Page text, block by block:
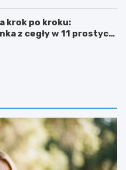
krok po kroku:
z cegły w 11 prostych